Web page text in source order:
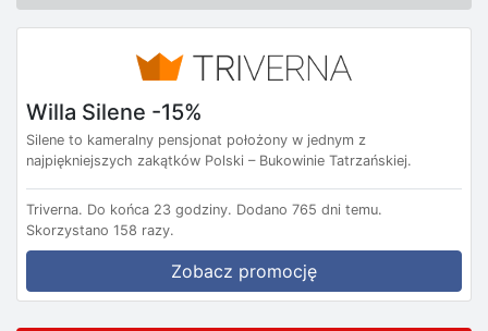
Willa Silene -15%
Silene to kameralny pensjonat położony w jednym z
najpiękniejszych zakątków Polski – Bukowinie Tatrzańskiej.
Triverna. Do końca 23 godziny. Dodano 765 dni temu.
Skorzystano 158 razy.
Zobacz promocję